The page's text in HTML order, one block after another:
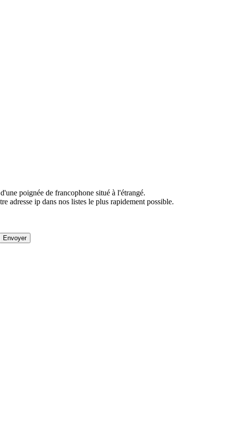
poignée de francophone situé à l'étrangé.
adresse ip dans nos listes le plus rapidement possible.